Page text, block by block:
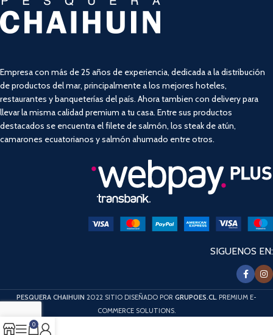
Empresa con más de 25 años de experiencia, dedicada a la distribución
de productos del mar, principalmente a los mejores hoteles,
restaurantes y banqueterías del país. Ahora tambien con delivery para
llevar la misma calidad premium a tu casa. Entre sus productos
destacados se encuentra el filete de salmón, los steak de atún,
camarones ecuatorianos y salmón ahumado entre otros.
SIGUENOS EN:
PESQUERA CHAIHUIN 2022 SITIO DISEÑADO POR GRUPOES.CL. PREMIUM E-
COMMERCE SOLUTIONS.
0